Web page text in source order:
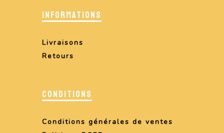
INFORMATIONS
Livraisons
Retours
CONDITIONS
Conditions générales de ventes